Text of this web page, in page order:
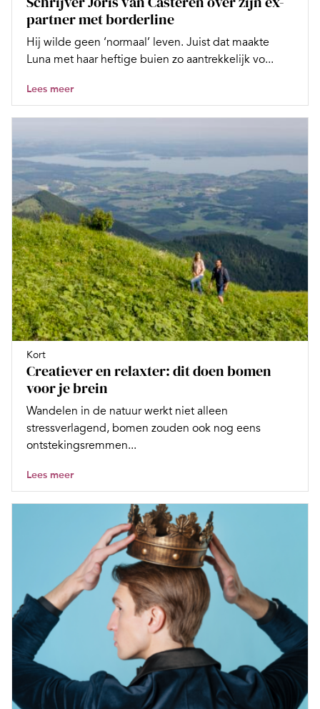
partner met borderline
Hij wilde geen ‘normaal’ leven. Juist dat maakte
Luna met haar heftige buien zo aantrekkelijk vo...
Lees meer
Kort
Creatiever en relaxter: dit doen bomen
voor je brein
Wandelen in de natuur werkt niet alleen
stressverlagend, bomen zouden ook nog eens
ontstekingsremmen...
Lees meer